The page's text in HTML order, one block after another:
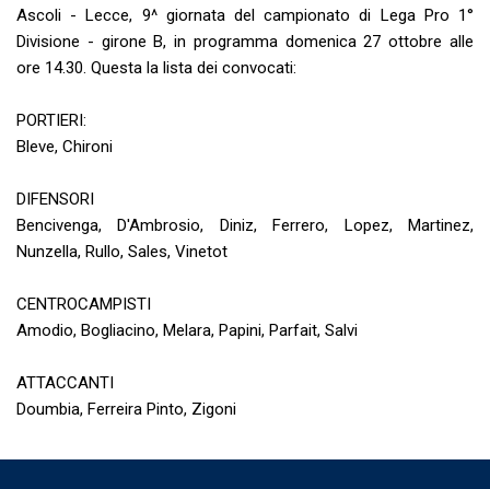
Ascoli - Lecce, 9^ giornata del campionato di Lega Pro 1°
Divisione - girone B, in programma domenica 27 ottobre alle
ore 14.30. Questa la lista dei convocati:
PORTIERI:
Bleve, Chironi
DIFENSORI
Bencivenga, D'Ambrosio, Diniz, Ferrero, Lopez, Martinez,
Nunzella, Rullo, Sales, Vinetot
CENTROCAMPISTI
Amodio, Bogliacino, Melara, Papini, Parfait, Salvi
ATTACCANTI
Doumbia, Ferreira Pinto, Zigoni